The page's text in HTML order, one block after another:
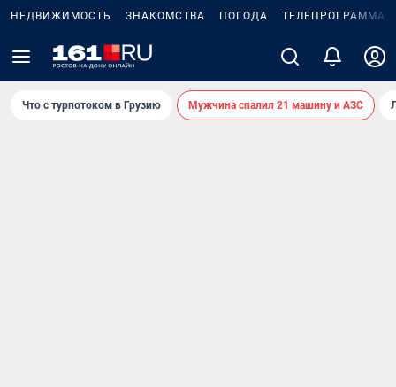
НЕДВИЖИМОСТЬ ЗНАКОМСТВА ПОГОДА ТЕЛЕПРОГРАММА
Что с турпотоком в Грузию Мужчина спалил 21 машину и АЗС